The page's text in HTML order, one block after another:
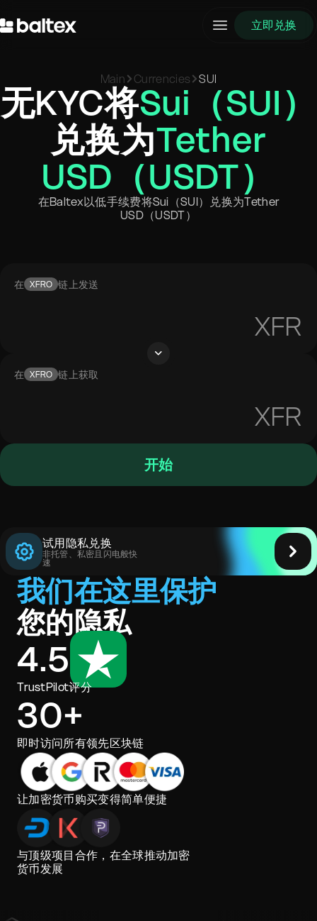
立即兑换
Main Currencies SUI
无KYC将Sui（SUI）
兑换为Tether
USD（USDT）
在Baltex以低手续费将Sui（SUI）兑换为Tether
USD（USDT）
在 XFRO 链上发送
XFR
在 XFRO 链上获取
XFR
开始
试用隐私兑换
非托管、私密且闪电般快
速
我们在这里保护
您的隐私
4.5
TrustPilot评分
30+
即时访问所有领先区块链
让加密货币购买变得简单便捷
与顶级项目合作，在全球推动加密
货币发展